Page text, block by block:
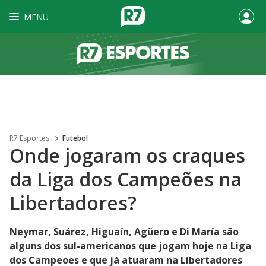
MENU
R7 Esportes Futebol
Onde jogaram os craques
da Liga dos Campeões na
Libertadores?
Neymar, Suárez, Higuaín, Agüero e Di María são
alguns dos sul-americanos que jogam hoje na Liga
dos Campeoes e que já atuaram na Libertadores